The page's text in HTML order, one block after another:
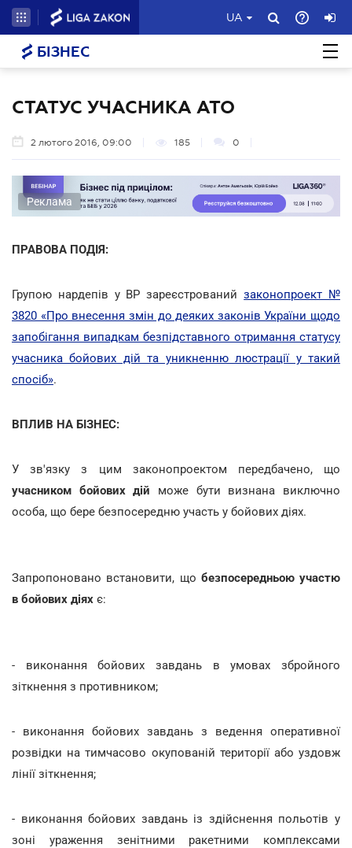
UA
БІЗНЕС
СТАТУС УЧАСНИКА АТО
2 лютого 2016, 09:00 185 0
Реклама
ПРАВОВА ПОДІЯ:
Групою нардепів у ВР зареєстрованийзаконопроект №
3820 «Про внесення змін до деяких законів України щодо
запобігання випадкам безпідставного отримання статусу
учасника бойових дій та уникненню люстрації у такий
спосіб».
ВПЛИВ НА БІЗНЕС:
У зв'язку з цим законопроектом передбачено, що
учасником бойових дій може бути визнана виключно
особа, що бере безпосередню участь у бойових діях.
Запропоновано встановити, що безпосередньою участю
в бойових діях є:
- виконання бойових завдань в умовах збройного
зіткнення з противником;
- виконання бойових завдань з ведення оперативної
розвідки на тимчасово окупованій території або уздовж
лінії зіткнення;
- виконання бойових завдань із здійснення польотів у
зоні ураження зенітними ракетними комплексами